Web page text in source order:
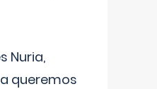
Nuria,
queremos